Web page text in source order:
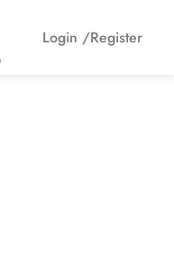
Login /Register